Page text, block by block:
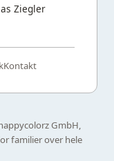
Ziegler
Kontakt
GmbH,
familier over hele